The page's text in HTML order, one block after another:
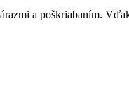
a poškriabaním.